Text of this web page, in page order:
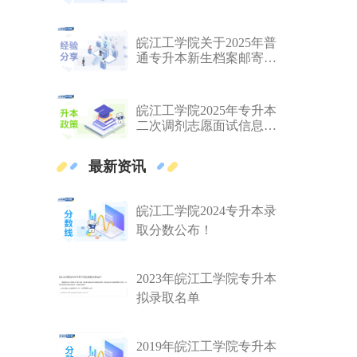
皖江工学院关于2025年普
通专升本新生档案邮寄温
皖江工学院2025年专升本
二次调剂志愿面试信息发
最新资讯
皖江工学院2024专升本录
取分数公布！
2023年皖江工学院专升本
拟录取名单
2019年皖江工学院专升本